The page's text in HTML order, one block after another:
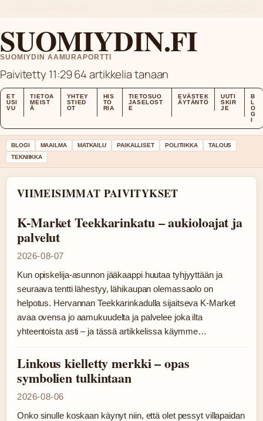
SUOMIYDIN.FI
SUOMIYDIN AAMURAPORTTI
Paivitetty 11:2964 artikkelia tanaan
ET
USI
VU
TIETOA
MEIST
Ä
YHTEY
STIED
OT
HIS
TO
RIA
TIETOSUO
JASELOST
E
EVÄSTEK
ÄYTÄNTÖ
UUTI
SKIR
JE
B
L
O
G
I
BLOGI MAAILMA MATKAILU PAIKALLISET POLITIIKKA
TALOUS
TEKNIIKKA
VIIMEISIMMAT PAIVITYKSET
K-Market Teekkarinkatu – aukioloajat ja
palvelut
2026-08-07
Kun opiskelija-asunnon jääkaappi huutaa tyhjyyttään ja
seuraava tentti lähestyy, lähikaupan olemassaolo on
helpotus. Hervannan Teekkarinkadulla sijaitseva K-Market
avaa ovensa jo aamukuudelta ja palvelee joka ilta
yhteentoista asti – ja tässä artikkelissa käymme…
Linkous kielletty merkki – opas
symbolien tulkintaan
2026-08-06
Onko sinulle koskaan käynyt niin, että olet pessyt villapaidan